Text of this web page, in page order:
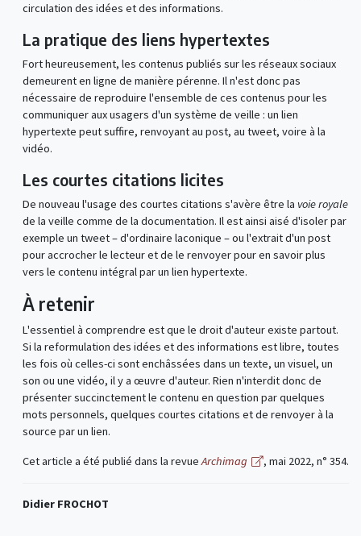
circulation des idées et des informations.
La pratique des liens hypertextes
Fort heureusement, les contenus publiés sur les réseaux sociaux
demeurent en ligne de manière pérenne. Il n'est donc pas
nécessaire de reproduire l'ensemble de ces contenus pour les
communiquer aux usagers d'un système de veille : un lien
hypertexte peut suffire, renvoyant au post, au tweet, voire à la
vidéo.
Les courtes citations licites
De nouveau l'usage des courtes citations s'avère être la voie royale
de la veille comme de la documentation. Il est ainsi aisé d'isoler par
exemple un tweet – d'ordinaire laconique – ou l'extrait d'un post
pour accrocher le lecteur et de le renvoyer pour en savoir plus
vers le contenu intégral par un lien hypertexte.
À retenir
L'essentiel à comprendre est que le droit d'auteur existe partout.
Si la reformulation des idées et des informations est libre, toutes
les fois où celles-ci sont enchâssées dans un texte, un visuel, un
son ou une vidéo, il y a œuvre d'auteur. Rien n'interdit donc de
présenter succinctement le contenu en question par quelques
mots personnels, quelques courtes citations et de renvoyer à la
source par un lien.
Cet article a été publié dans la revueArchimag , mai 2022, n° 354.
Didier FROCHOT